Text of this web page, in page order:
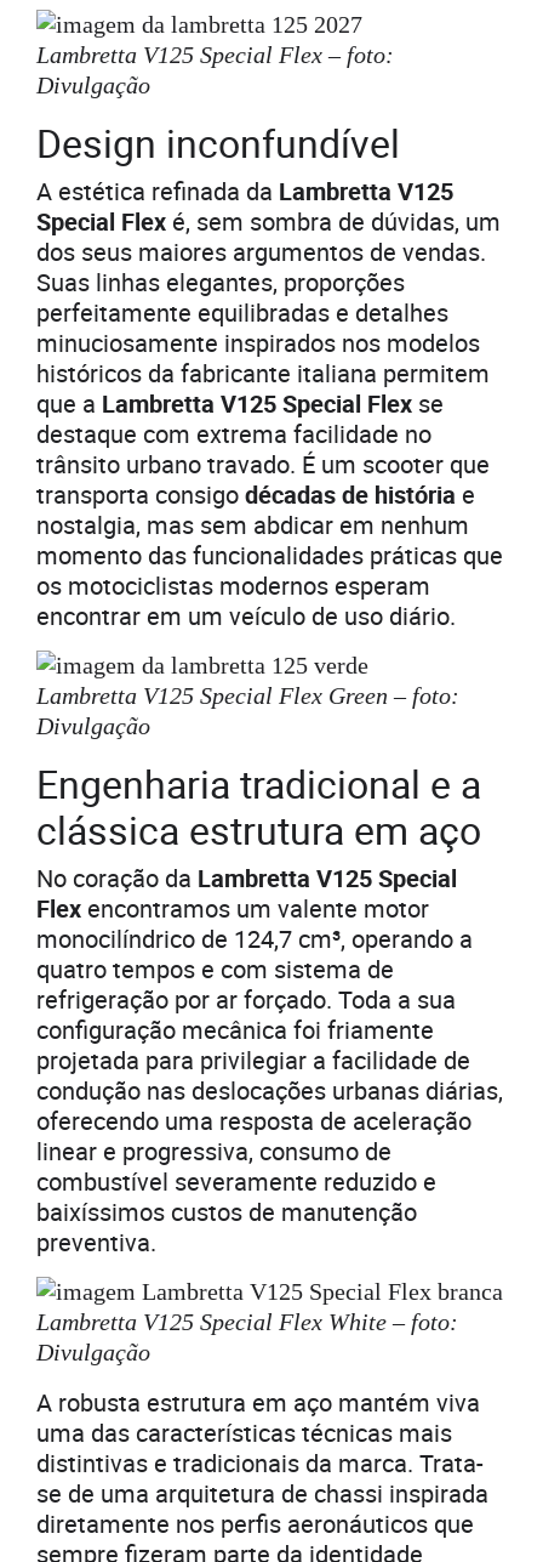
Lambretta V125 Special Flex – foto:
Divulgação
Design inconfundível
A estética refinada da Lambretta V125
Special Flex é, sem sombra de dúvidas, um
dos seus maiores argumentos de vendas.
Suas linhas elegantes, proporções
perfeitamente equilibradas e detalhes
minuciosamente inspirados nos modelos
históricos da fabricante italiana permitem
que a Lambretta V125 Special Flex se
destaque com extrema facilidade no
trânsito urbano travado. É um scooter que
transporta consigodécadas de história e
nostalgia, mas sem abdicar em nenhum
momento das funcionalidades práticas que
os motociclistas modernos esperam
encontrar em um veículo de uso diário.
Lambretta V125 Special Flex Green – foto:
Divulgação
Engenharia tradicional e a
clássica estrutura em aço
No coração da Lambretta V125 Special
Flex encontramos um valente motor
monocilíndrico de 124,7 cm³, operando a
quatro tempos e com sistema de
refrigeração por ar forçado. Toda a sua
configuração mecânica foi friamente
projetada para privilegiar a facilidade de
condução nas deslocações urbanas diárias,
oferecendo uma resposta de aceleração
linear e progressiva, consumo de
combustível severamente reduzido e
baixíssimos custos de manutenção
preventiva.
Lambretta V125 Special Flex White – foto:
Divulgação
A robusta estrutura em aço mantém viva
uma das características técnicas mais
distintivas e tradicionais da marca. Trata-
se de uma arquitetura de chassi inspirada
diretamente nos perfis aeronáuticos que
sempre fizeram parte da identidade